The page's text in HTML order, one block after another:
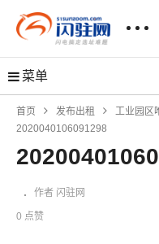
菜单
首页 发布出租
工业园区
2020040106091298
作者 闪驻网
0 点赞